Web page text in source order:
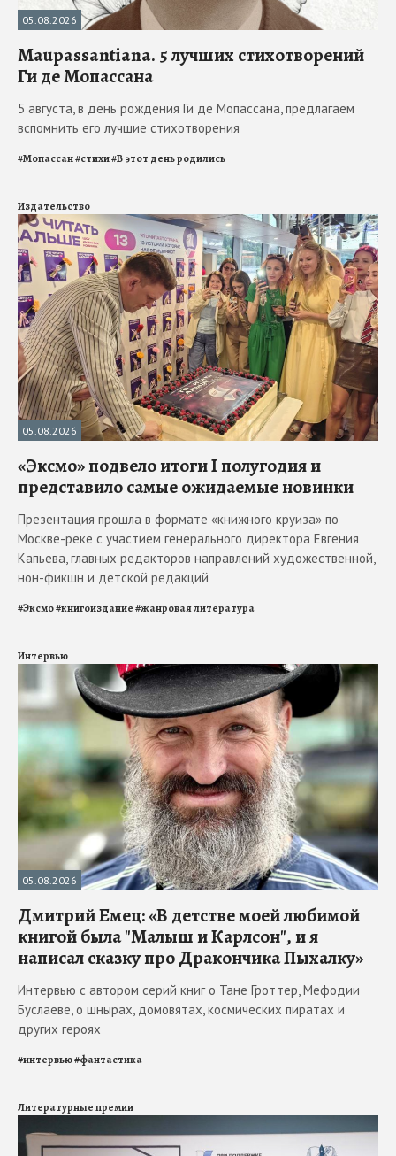
05.08.2026
Maupassantiana. 5 лучших стихотворений
Ги де Мопассана
5 августа, в день рождения Ги де Мопассана, предлагаем
вспомнить его лучшие стихотворения
#Мопассан#стихи#В этот день родились
Издательство
05.08.2026
«Эксмо» подвело итоги I полугодия и
представило самые ожидаемые новинки
Презентация прошла в формате «книжного круиза» по
Москве-реке с участием генерального директора Евгения
Капьева, главных редакторов направлений художественной,
нон-фикшн и детской редакций
#Эксмо#книгоиздание#жанровая литература
Интервью
05.08.2026
Дмитрий Емец: «В детстве моей любимой
книгой была "Малыш и Карлсон", и я
написал сказку про Дракончика Пыхалку»
Интервью с автором серий книг о Тане Гроттер, Мефодии
Буслаеве, о шнырах, домовятах, космических пиратах и
других героях
#интервью#фантастика
Литературные премии